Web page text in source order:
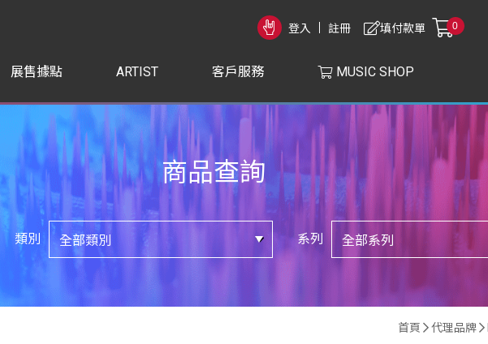
登入 註冊 0
填付款單
展售據點 ARTIST 客戶服務 MUSIC SHOP
商品查詢
類別 系列
首頁 代理品牌